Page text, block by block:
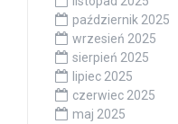
październik 2025
wrzesień 2025
sierpień 2025
lipiec 2025
czerwiec 2025
maj 2025